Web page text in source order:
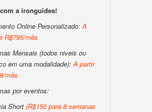
a ironguides!
Online Personalizado:A
R$795/mês
Mensais (todos niveis ou
em uma modalidade):A partir
mês
por eventos:
Short (R$150 para 8 semanas